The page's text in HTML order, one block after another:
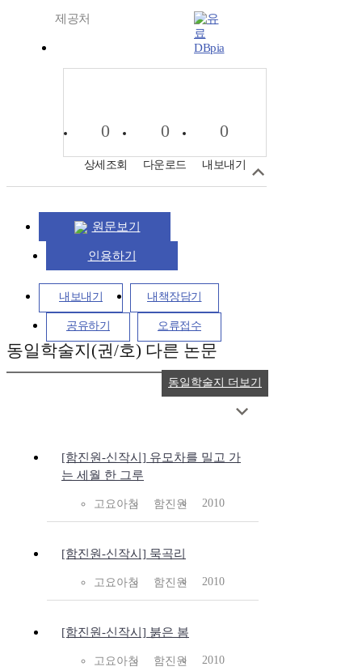
제공처
DBpia
0
상세조회
0
다운로드
0
내보내기
원문보기
인용하기
내보내기 내책장담기
공유하기 오류접수
동일학술지(권/호) 다른 논문
[함진원-신작시] 유모차를 밀고 가
는 세월 한 그루
고요아침 함진원 2010
[함진원-신작시] 묵곡리
고요아침 함진원 2010
[함진원-신작시] 붉은 봄
고요아침 함진원 2010
동일학술지 더보기